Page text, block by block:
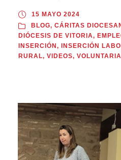
15 MAYO 2024
BLOG, CÁRITAS
DIÓCESIS DE VITORIA,
INSERCIÓN , INSERCIÓN
RURAL, VIDEOS,